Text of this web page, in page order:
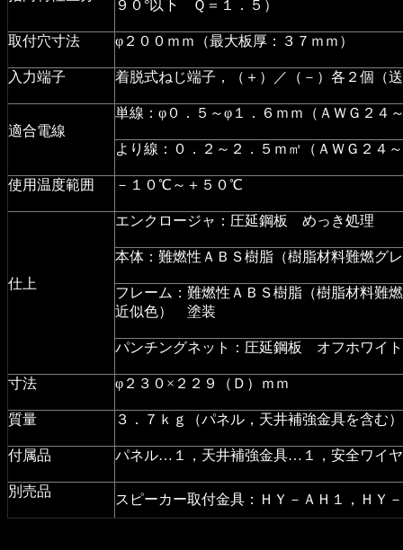
９０°以下 Ｑ＝１．５）
取付穴寸法 φ２００ｍｍ（最大板厚：３７ｍｍ）
入力端子 着脱式ねじ端子，（＋）／（－）各２個（
適合電線
単線：φ０．５～φ１．６ｍｍ（ＡＷＧ２４
より線：０．２～２．５ｍ㎡（ＡＷＧ２４
使用温度範囲 －１０℃～＋５０℃
仕上
エンクロージャ：圧延鋼板 めっき処理
本体：難燃性ＡＢＳ樹脂（樹脂材料難燃
フレーム：難燃性ＡＢＳ樹脂（樹脂材料
近似色） 塗装
パンチングネット：圧延鋼板 オフホワイ
寸法 φ２３０×２２９（Ｄ）ｍｍ
質量 ３．７ｋｇ（パネル，天井補強金具を含む）
付属品 パネル…１，天井補強金具…１，安全ワイ
別売品
スピーカー取付金具：ＨＹ－ＡＨ１，ＨＹ